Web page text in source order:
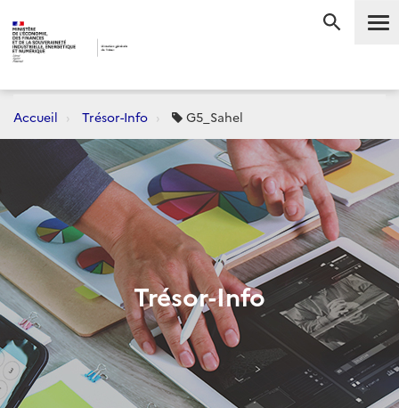
Accueil Trésor-Info G5_Sahel
Trésor-Info